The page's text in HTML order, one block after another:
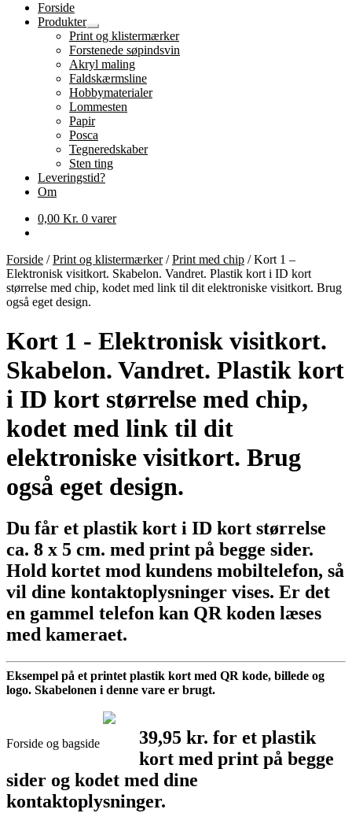
Forside
Produkter
Udfold
undermenu
Print og klistermærker
Forstenede søpindsvin
Akryl maling
Faldskærmsline
Hobbymaterialer
Lommesten
Papir
Posca
Tegneredskaber
Sten ting
Leveringstid?
Om
0,00 Kr. 0 varer
Forside /Print og klistermærker/Print med chip /Kort 1 –
Elektronisk visitkort. Skabelon. Vandret. Plastik kort i ID kort
størrelse med chip, kodet med link til dit elektroniske visitkort. Brug
også eget design.
Kort 1 - Elektronisk visitkort.
Skabelon. Vandret. Plastik kort
i ID kort størrelse med chip,
kodet med link til dit
elektroniske visitkort. Brug
også eget design.
Du får et plastik kort i ID kort størrelse
ca. 8 x 5 cm. med print på begge sider.
Hold kortet mod kundens mobiltelefon, så
vil dine kontaktoplysninger vises. Er det
en gammel telefon kan QR koden læses
med kameraet.
Eksempel på et printet plastik kort med QR kode, billede og
logo. Skabelonen i denne vare er brugt.
Forside og bagside
39,95 kr. for et plastik
kort med print på begge
sider og kodet med dine
kontaktoplysninger.